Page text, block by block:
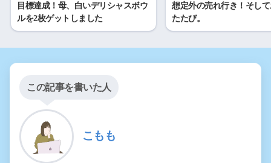
目標達成！母、白いデリシャスボウ
ルを2枚ゲットしました
想定外の売れ行き！そし
たたび。
この記事を書いた人
こもも